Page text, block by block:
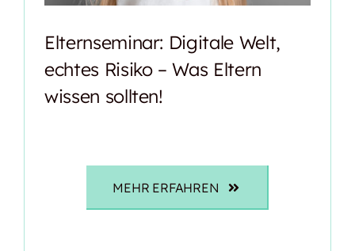
Elternseminar: Digitale Welt,
echtes Risiko – Was Eltern
wissen sollten!
MEHR ERFAHREN